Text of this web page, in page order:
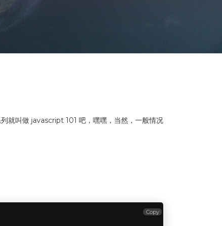
就叫做 javascript 101 吧，嘿嘿，当然，一般情况
Copy